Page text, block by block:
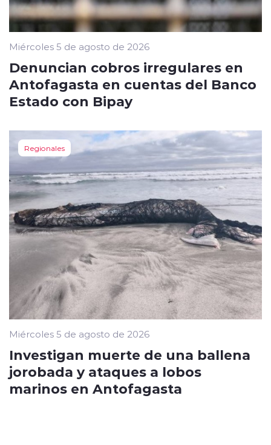
Miércoles 5 de agosto de 2026
Denuncian cobros irregulares en
Antofagasta en cuentas del Banco
Estado con Bipay
Regionales
Miércoles 5 de agosto de 2026
Investigan muerte de una ballena
jorobada y ataques a lobos
marinos en Antofagasta